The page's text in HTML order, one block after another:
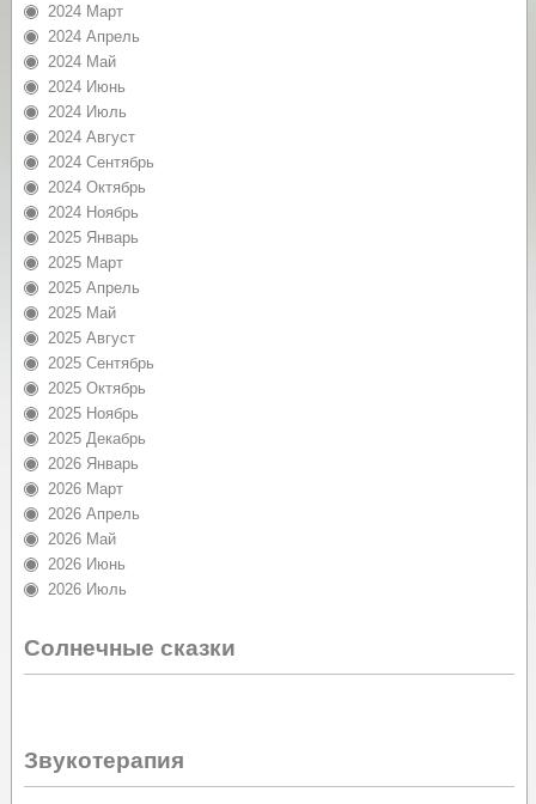
2024 Март
2024 Апрель
2024 Май
2024 Июнь
2024 Июль
2024 Август
2024 Сентябрь
2024 Октябрь
2024 Ноябрь
2025 Январь
2025 Март
2025 Апрель
2025 Май
2025 Август
2025 Сентябрь
2025 Октябрь
2025 Ноябрь
2025 Декабрь
2026 Январь
2026 Март
2026 Апрель
2026 Май
2026 Июнь
2026 Июль
Солнечные сказки
Звукотерапия